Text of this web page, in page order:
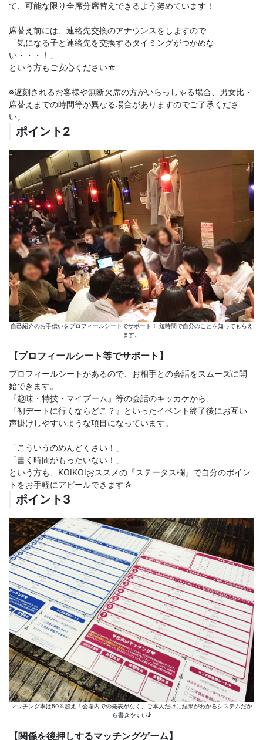
て、可能な限り全席分席替えできるよう努めています！
席替え前には、連絡先交換のアナウンスをしますので
「気になる子と連絡先を交換するタイミングがつかめな
い・・・！」
という方もご安心ください☆
※遅刻されるお客様や無断欠席の方がいらっしゃる場合、男女比・
席替えまでの時間等が異なる場合がありますのでご了承くださ
い。
ポイント2
自己紹介のお手伝いをプロフィールシートでサポート！ 短時間で自分のことを知ってもらえ
ます。
【プロフィールシート等でサポート】
プロフィールシートがあるので、お相手との会話をスムーズに開
始できます。
『趣味・特技・マイブーム』等の会話のキッカケから、
『初デートに行くならどこ？』といったイベント終了後にお互い
声掛けしやすいような項目になっています。
「こういうのめんどくさい！」
「書く時間がもったいない！」
という方も、KOIKOIおススメの『ステータス欄』で自分のポイン
トをお手軽にアピールできます☆
ポイント3
マッチング率は50％超え！会場内での発表がなく、ご本人だけに結果がわかるシステムだか
ら書きやすい♪
【関係を後押しするマッチングゲーム】